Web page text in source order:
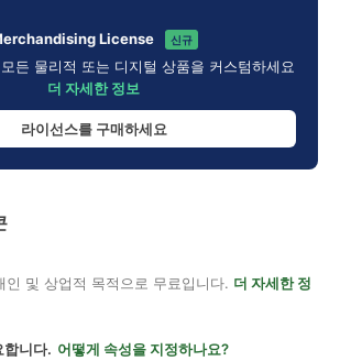
License 신규
든 물리적 또는 디지털 상품을 커스텀하세요
더 자세한 정보
라이선스를 구매하세요
인 및 상업적 목적으로 무료입니다. 더 자세한 정
합니다. 어떻게 속성을 지정하나요?